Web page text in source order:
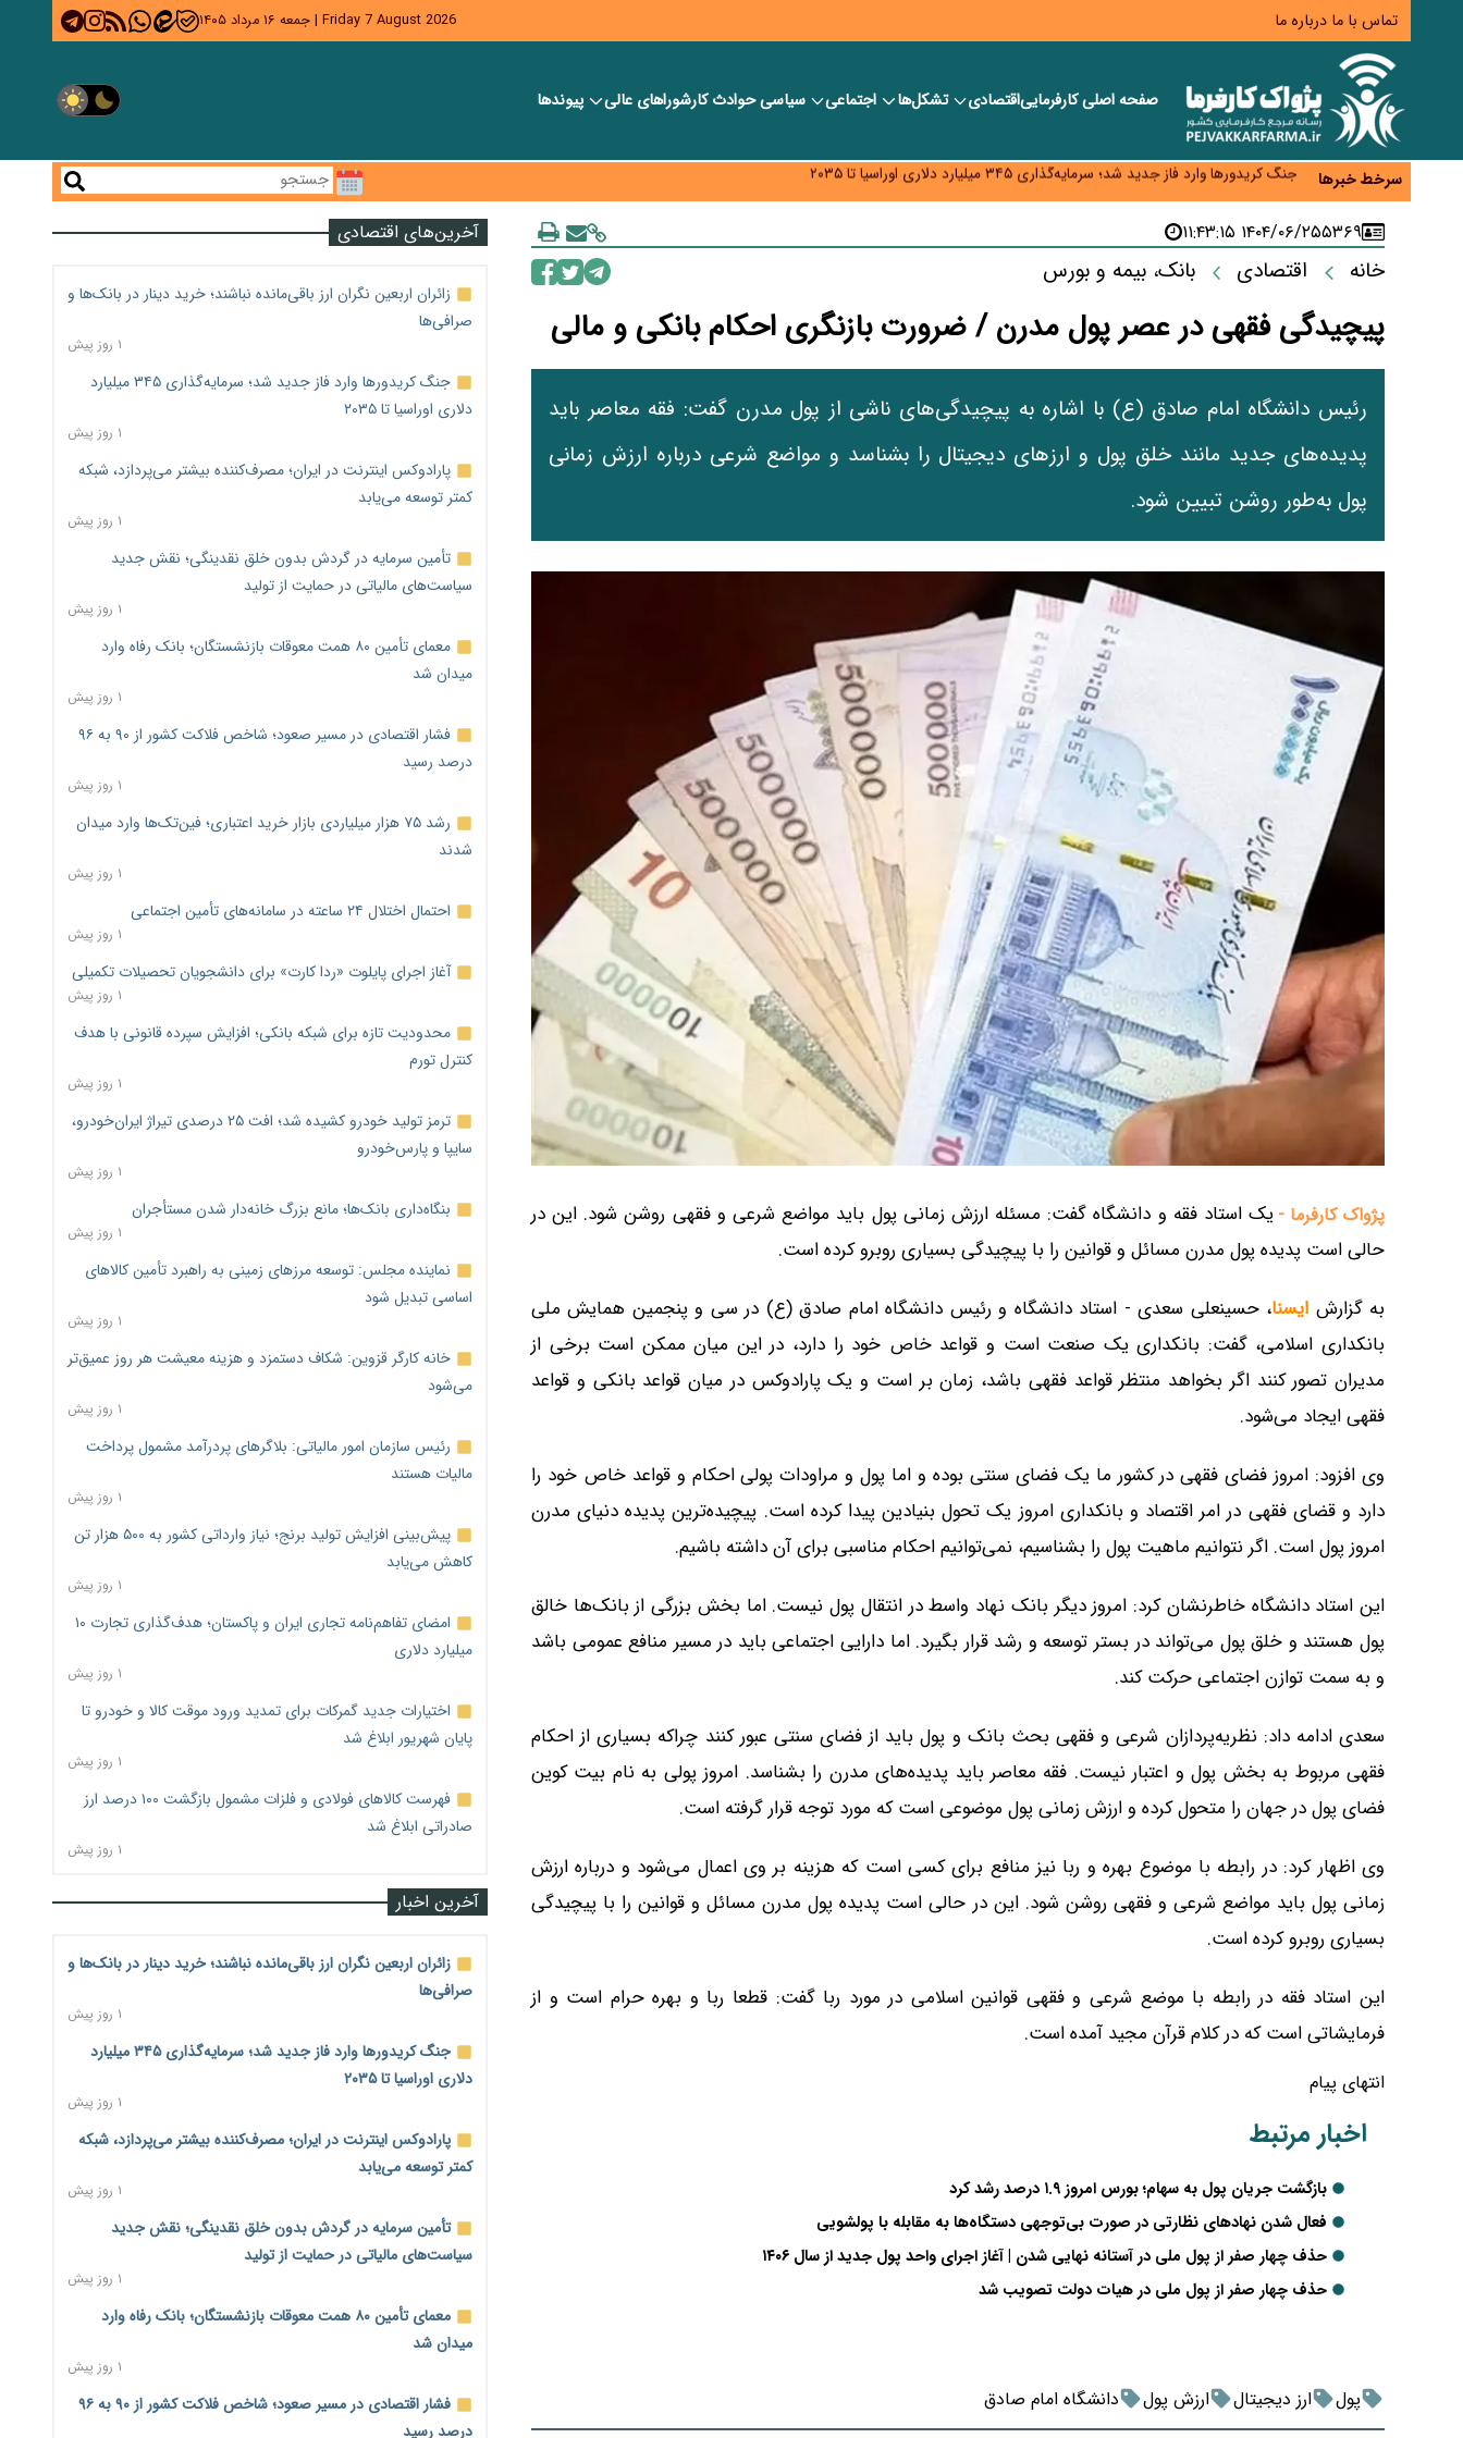
تماس با ما درباره ما Friday 7 August 2026
| جمعه ۱۶ مرداد ۱۴۰۵
صفحه اصلیکارفرماییاقتصادی تشکل‌ها اجتماعی سیاسیحوادث کارشورا‎های عالی پیوندها
سرخط خبرها
زائران اربعین نگران ارز باقی‌مانده نباشند؛ خرید دینار در بانک‌ها و صرافی‌ها
جنگ کریدورها وارد فاز جدید شد؛ سرمایه‌گذاری ۳۴۵ میلیارد دلاری اوراسیا تا ۲۰۳۵
پارادوکس اینترنت در ایران؛ مصرف‌کننده بیشتر می‌پردازد، شبکه کمتر توسعه می‌یابد
تأمین سرمایه در گردش بدون خلق نقدینگی؛ نقش جدید سیاست‌های مالیاتی در حمایت از تولید
معمای تأمین ۸۰ همت معوقات بازنشستگان؛ بانک رفاه وارد میدان شد
۵۳۶۹۱۴۰۴/۰۶/۲۵ ۱۱:۴۳:۱۵
خانه اقتصادی بانک، بیمه و بورس
پیچیدگی فقهی در عصر پول مدرن / ضرورت بازنگری احکام بانکی و مالی
رئیس دانشگاه امام صادق (ع) با اشاره به پیچیدگی‌های ناشی از پول مدرن گفت: فقه معاصر باید
پدیده‌های جدید مانند خلق پول و ارزهای دیجیتال را بشناسد و مواضع شرعی درباره ارزش زمانی
پول به‌طور روشن تبیین شود.
پژواک کارفرما - یک استاد فقه و دانشگاه گفت: مسئله ارزش زمانی پول باید مواضع شرعی و فقهی روشن شود. این در
حالی است پدیده پول مدرن مسائل و قوانین را با پیچیدگی بسیاری روبرو کرده است.
به گزارش ایسنا، حسینعلی سعدی - استاد دانشگاه و رئیس دانشگاه امام صادق (ع) در سی و پنجمین همایش ملی
بانکداری اسلامی، گفت: بانکداری یک صنعت است و قواعد خاص خود را دارد، در این میان ممکن است برخی از
مدیران تصور کنند اگر بخواهد منتظر قواعد فقهی باشد، زمان بر است و یک پارادوکس در میان قواعد بانکی و قواعد
فقهی ایجاد می‌شود.
وی افزود: امروز فضای فقهی در کشور ما یک فضای سنتی بوده و اما پول و مراودات پولی احکام و قواعد خاص خود را
دارد و قضای فقهی در امر اقتصاد و بانکداری امروز یک تحول بنیادین پیدا کرده است. پیچیده‌ترین پدیده دنیای مدرن
امروز پول است. اگر نتوانیم ماهیت پول را بشناسیم، نمی‌توانیم احکام مناسبی برای آن داشته باشیم.
این استاد دانشگاه خاطرنشان کرد: امروز دیگر بانک نهاد واسط در انتقال پول نیست. اما بخش بزرگی از بانک‌ها خالق
پول هستند و خلق پول می‌تواند در بستر توسعه و رشد قرار بگیرد. اما دارایی اجتماعی باید در مسیر منافع عمومی باشد
و به سمت توازن اجتماعی حرکت کند.
سعدی ادامه داد: نظریه‌پردازان شرعی و فقهی بحث بانک و پول باید از فضای سنتی عبور کنند چراکه بسیاری از احکام
فقهی مربوط به بخش پول و اعتبار نیست. فقه معاصر باید پدیده‌های مدرن را بشناسد. امروز پولی به نام بیت کوین
فضای پول در جهان را متحول کرده و ارزش زمانی پول موضوعی است که مورد توجه قرار گرفته است.
وی اظهار کرد: در رابطه با موضوع بهره و ربا نیز منافع برای کسی است که هزینه بر وی اعمال می‌شود و درباره ارزش
زمانی پول باید مواضع شرعی و فقهی روشن شود. این در حالی است پدیده پول مدرن مسائل و قوانین را با پیچیدگی
بسیاری روبرو کرده است.
این استاد فقه در رابطه با موضع شرعی و فقهی قوانین اسلامی در مورد ربا گفت: قطعا ربا و بهره حرام است و از
فرمایشاتی است که در کلام قرآن مجید آمده است.
انتهای پیام
اخبار مرتبط
بازگشت جریان پول به سهام؛ بورس امروز ۱.۹ درصد رشد کرد
فعال شدن نهادهای نظارتی در صورت بی‌توجهی دستگاه‌ها به مقابله با پولشویی
حذف چهار صفر از پول ملی در آستانه نهایی شدن | آغاز اجرای واحد پول جدید از سال ۱۴۰۶
حذف چهار صفر از پول ملی در هیات دولت تصویب شد
پول ارز دیجیتال ارزش پول دانشگاه امام صادق
آخرین‌های اقتصادی
زائران اربعین نگران ارز باقی‌مانده نباشند؛ خرید دینار در بانک‌ها و
صرافی‌ها
۱ روز پیش
جنگ کریدورها وارد فاز جدید شد؛ سرمایه‌گذاری ۳۴۵ میلیارد
دلاری اوراسیا تا ۲۰۳۵
۱ روز پیش
پارادوکس اینترنت در ایران؛ مصرف‌کننده بیشتر می‌پردازد، شبکه
کمتر توسعه می‌یابد
۱ روز پیش
تأمین سرمایه در گردش بدون خلق نقدینگی؛ نقش جدید
سیاست‌های مالیاتی در حمایت از تولید
۱ روز پیش
معمای تأمین ۸۰ همت معوقات بازنشستگان؛ بانک رفاه وارد
میدان شد
۱ روز پیش
فشار اقتصادی در مسیر صعود؛ شاخص فلاکت کشور از ۹۰ به ۹۶
درصد رسید
۱ روز پیش
رشد ۷۵ هزار میلیاردی بازار خرید اعتباری؛ فین‌تک‌ها وارد میدان
شدند
۱ روز پیش
احتمال اختلال ۲۴ ساعته در سامانه‌های تأمین اجتماعی
۱ روز پیش
آغاز اجرای پایلوت «ردا کارت» برای دانشجویان تحصیلات تکمیلی
۱ روز پیش
محدودیت تازه برای شبکه بانکی؛ افزایش سپرده قانونی با هدف
کنترل تورم
۱ روز پیش
ترمز تولید خودرو کشیده شد؛ افت ۲۵ درصدی تیراژ ایران‌خودرو،
سایپا و پارس‌خودرو
۱ روز پیش
بنگاه‌داری بانک‌ها؛ مانع بزرگ خانه‌دار شدن مستأجران
۱ روز پیش
نماینده مجلس: توسعه مرزهای زمینی به راهبرد تأمین کالاهای
اساسی تبدیل شود
۱ روز پیش
خانه کارگر قزوین: شکاف دستمزد و هزینه معیشت هر روز عمیق‌تر
می‌شود
۱ روز پیش
رئیس سازمان امور مالیاتی: بلاگرهای پردرآمد مشمول پرداخت
مالیات هستند
۱ روز پیش
پیش‌بینی افزایش تولید برنج؛ نیاز وارداتی کشور به ۵۰۰ هزار تن
کاهش می‌یابد
۱ روز پیش
امضای تفاهم‌نامه تجاری ایران و پاکستان؛ هدف‌گذاری تجارت ۱۰
میلیارد دلاری
۱ روز پیش
اختیارات جدید گمرکات برای تمدید ورود موقت کالا و خودرو تا
پایان شهریور ابلاغ شد
۱ روز پیش
فهرست کالاهای فولادی و فلزات مشمول بازگشت ۱۰۰ درصد ارز
صادراتی ابلاغ شد
۱ روز پیش
آخرین اخبار
زائران اربعین نگران ارز باقی‌مانده نباشند؛ خرید دینار در بانک‌ها و
صرافی‌ها
۱ روز پیش
جنگ کریدورها وارد فاز جدید شد؛ سرمایه‌گذاری ۳۴۵ میلیارد
دلاری اوراسیا تا ۲۰۳۵
۱ روز پیش
پارادوکس اینترنت در ایران؛ مصرف‌کننده بیشتر می‌پردازد، شبکه
کمتر توسعه می‌یابد
۱ روز پیش
تأمین سرمایه در گردش بدون خلق نقدینگی؛ نقش جدید
سیاست‌های مالیاتی در حمایت از تولید
۱ روز پیش
معمای تأمین ۸۰ همت معوقات بازنشستگان؛ بانک رفاه وارد
میدان شد
۱ روز پیش
فشار اقتصادی در مسیر صعود؛ شاخص فلاکت کشور از ۹۰ به ۹۶
درصد رسید